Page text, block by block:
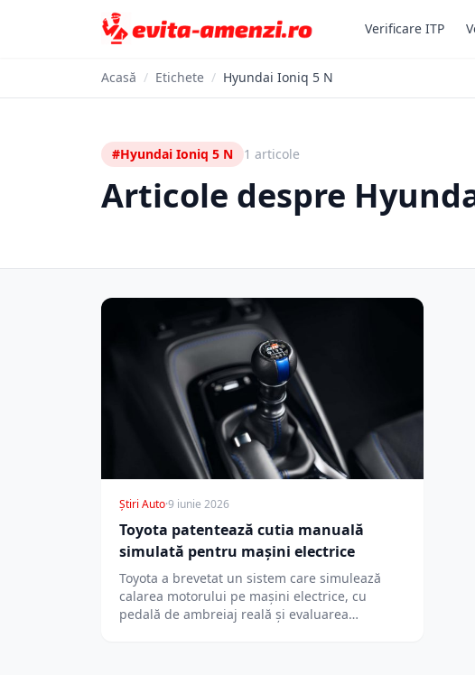
Verificare ITP
Acasă / Etichete / Hyundai Ioniq 5 N
#Hyundai Ioniq 5 N 1 articole
Articole despre
Știri Auto·9 iunie 2026
Toyota patentează cutia manuală
simulată pentru mașini electrice
Toyota a brevetat un sistem care simulează
calarea motorului pe mașini electrice, cu
pedală de ambreiaj reală și evaluarea